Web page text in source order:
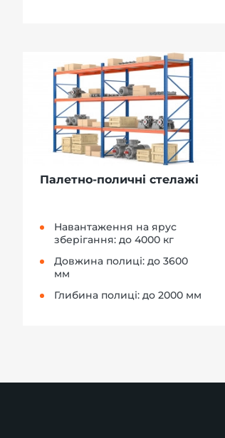
Палетно-поличні стелажі
Навантаження на ярус
зберігання: до 4000 кг
Довжина полиці: до 3600
мм
Глибина полиці: до 2000 мм